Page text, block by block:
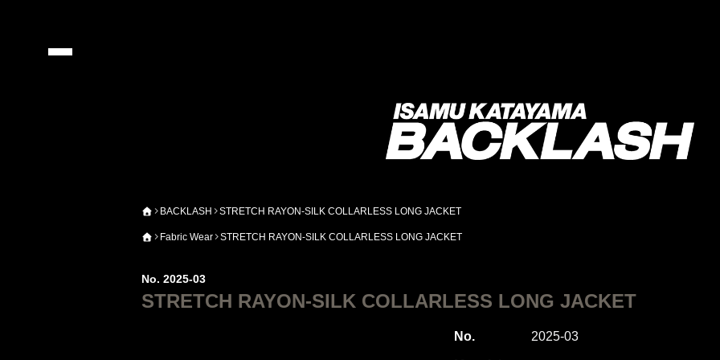
BACKLASH STRETCH RAYON-SILK COLLARLESS LONG JACKET
Fabric Wear STRETCH RAYON-SILK COLLARLESS LONG JACKET
No. 2025-03
STRETCH RAYON-SILK COLLARLESS LONG JACKET
No. 2025-03